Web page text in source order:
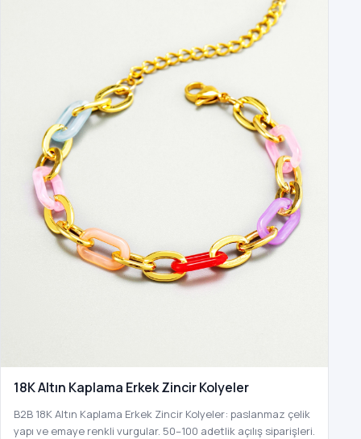
18K Altın Kaplama Erkek Zincir Kolyeler
B2B 18K Altın Kaplama Erkek Zincir Kolyeler: paslanmaz çelik
yapı ve emaye renkli vurgular. 50–100 adetlik açılış siparişleri.